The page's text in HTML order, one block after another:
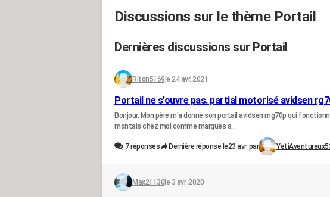
Discussions sur le thème Portail
Dernières discussions sur Portail
Riton5169 le 24 avr. 2021
Portail ne s'ouvre pas. partial motorisé avidsen
Bonjour, Mon père m'a donné son portail avidsen mg70p qui
montais chez moi comme marques s...
7réponses Dernière réponse le23 avr. par
Max21130 le 3 avr. 2020